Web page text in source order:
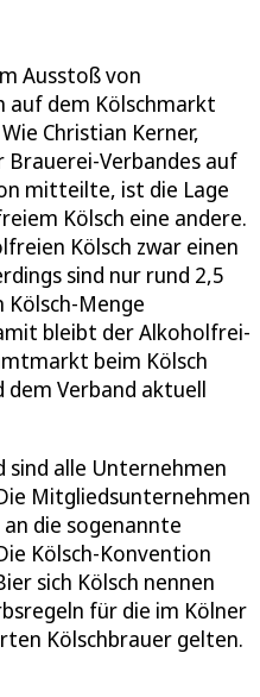
Ausstoß von
auf dem Kölschmarkt
Christian Kerner,
Verbandes auf
mitteilte, ist die Lage
Kölsch eine andere.
Kölsch zwar einen
sind nur rund 2,5
Menge
bleibt der Alkoholfrei-
beim Kölsch
dem Verband aktuell
sind alle Unternehmen
Mitgliedsunternehmen
die sogenannte
Kölsch-Konvention
sich Kölsch nennen
für die im Kölner
Kölschbrauer gelten.